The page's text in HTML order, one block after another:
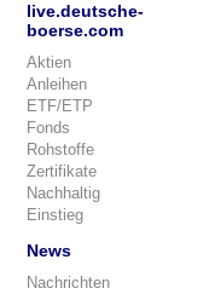
live.deutsche-
boerse.com
Aktien
Anleihen
ETF/ETP
Fonds
Rohstoffe
Zertifikate
Nachhaltig
Einstieg
News
Nachrichten